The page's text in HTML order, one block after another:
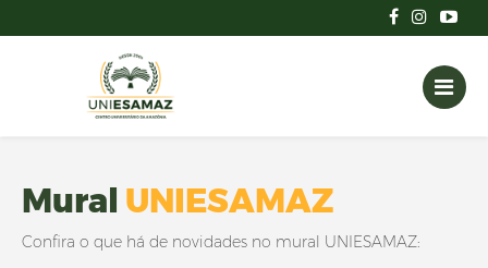
Mural UNIESAMAZ
Confira o que há de novidades no mural UNIESAMAZ: